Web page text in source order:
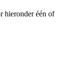
hieronder één of